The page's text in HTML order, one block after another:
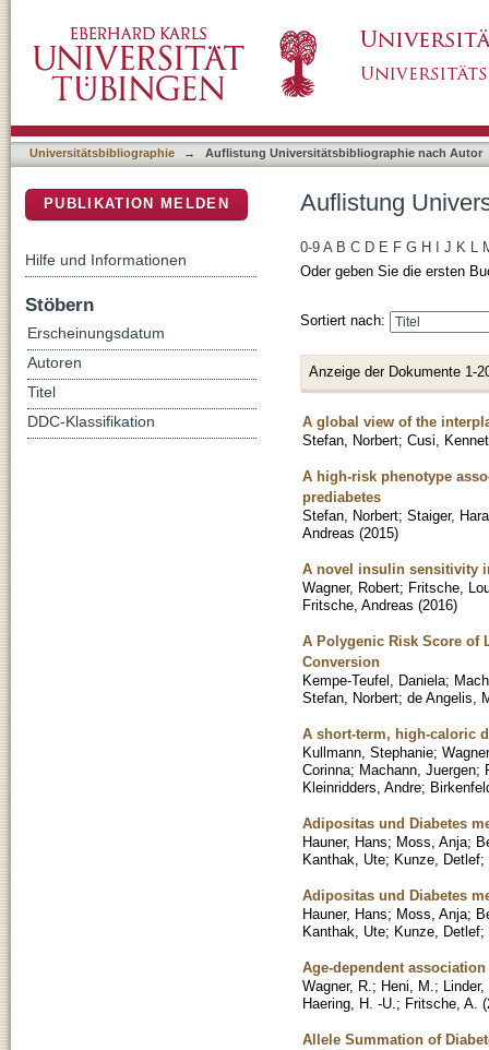
Universitätsbibliographie → Auflistung Universitätsbibliographie nach Autor
Auflistung
0-9 A B C D E F G H J K L
Oder geben Sie die ersten
Sortiert nach:
Anzeige der Dokumente 1-
A global view of the
Stefan, Norbert; Cusi,
A high-risk phenotype
prediabetes
Stefan, Norbert; Staiger,
Andreas (2015)
A novel insulin sensitivity
Wagner, Robert; Fritsche,
Fritsche, Andreas (2016)
A Polygenic Risk Score of
Conversion
Kempe-Teufel, Daniela;
Stefan, Norbert; de Angelis,
A short-term, high-caloric
Kullmann, Stephanie;
Corinna; Machann, Juergen;
Kleinridders, Andre;
Adipositas und Diabetes
Hauner, Hans; Moss, Anja;
Kanthak, Ute; Kunze, Detlef;
Adipositas und Diabetes
Hauner, Hans; Moss, Anja;
Kanthak, Ute; Kunze, Detlef;
Age-dependent
Wagner, R. ; Heni, M. ; Linder,
Haering, H. -U. ; Fritsche, A. (
Allele Summation of
PUBLIKATION MELDEN
Hilfe und Informationen
Stöbern
Erscheinungsdatum
Autoren
Titel
DDC-Klassifikation